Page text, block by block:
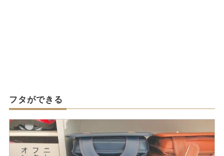
フタができる